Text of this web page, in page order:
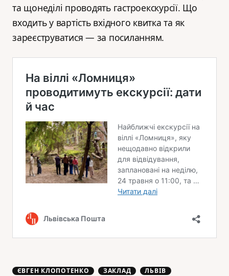
та щонеділі проводять гастроекскурсії. Що
входить у вартість вхідного квитка та як
зареєструватися — за посиланням.
ЄВГЕН КЛОПОТЕНКО ЗАКЛАД ЛЬВІВ